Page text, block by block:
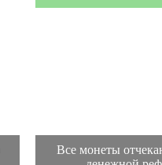
Все монеты